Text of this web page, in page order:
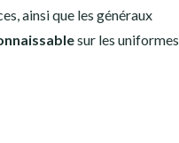
ainsi que les généraux
sur les uniformes